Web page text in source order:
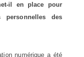
il en place pour
personnelles des
numérique a été